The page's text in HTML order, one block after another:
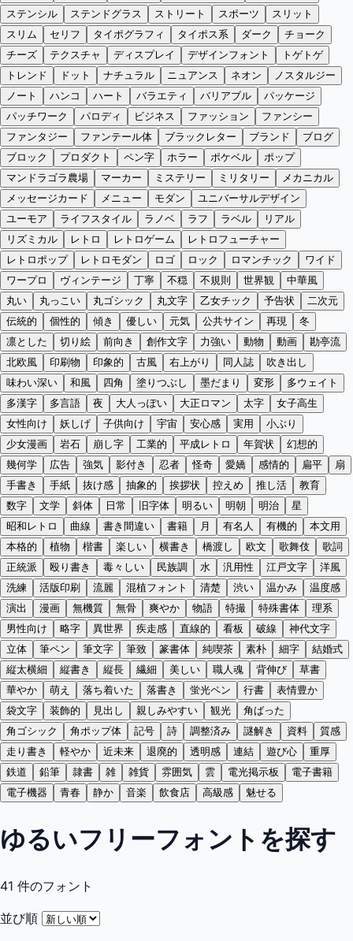
ステンシル
ステンドグラス ストリート スポーツ
スリット
スリム
セリフ タイポグラフィ タイポス系 ダーク
チョーク
チーズ
テクスチャ ディスプレイ デザインフォント
トゲトゲ
トレンド
ドット ナチュラル ニュアンス ネオン
ノスタルジー
ノート
ハンコ ハート バラエティ バリアブル
パッケージ
パッチワーク
パロディ ビジネス ファッション
ファンシー
ファンタジー
ファンテール体 ブラックレター ブランド
ブログ
ブロック
プロダクト ペン字 ホラー ポケベル
ポップ
マンドラゴラ農場
マーカー ミステリー ミリタリー
メカニカル
メッセージカード
メニュー モダン
ユニバーサルデザイン
ユーモア
ライフスタイル ラノベ ラフ ラベル
リアル
リズミカル
レトロ レトロゲーム
レトロフューチャー
レトロポップ
レトロモダン ロゴ ロック ロマンチック
ワイド
ワープロ
ヴィンテージ 丁寧 不穏 不規則 世界観
中華風
丸い
丸っこい 丸ゴシック 丸文字 乙女チック 予告状
二次元
伝統的
個性的 傾き 優しい 元気 公共サイン 再現
冬
凛とした
切り絵 前向き 創作文字 力強い 動物 動画
勘亭流
北欧風
印刷物 印象的 古風 右上がり 同人誌
吹き出し
味わい深い
和風 四角 塗りつぶし 墨だまり 変形
多ウェイト
多漢字
多言語 夜 大人っぽい 大正ロマン 太字
女子高生
女性向け
妖しげ 子供向け 宇宙 安心感 実用
小ぶり
少女漫画
岩石 崩し字 工業的 平成レトロ 年賀状
幻想的
幾何学
広告 強気 影付き 忍者 怪奇 愛嬌 感情的 扁平
扇
手書き
手紙 抜け感 抽象的 挨拶状 控えめ 推し活
教育
数字
文学 斜体 日常 旧字体 明るい 明朝 明治
星
昭和レトロ
曲線 書き間違い 書籍 月 有名人 有機的
本文用
本格的
植物 楷書 楽しい 横書き 橋渡し 欧文 歌舞伎
歌詞
正統派
殴り書き 毒々しい 民族調 水 汎用性 江戸文字
洋風
洗練
活版印刷 流麗 混植フォント 清楚 渋い 温かみ
温度感
演出
漫画 無機質 無骨 爽やか 物語 特撮 特殊書体
理系
男性向け
略字 異世界 疾走感 直線的 看板 破線
神代文字
立体
筆ペン 筆文字 筆致 篆書体 純喫茶 素朴 細字
結婚式
縦太横細
縦書き 縦長 繊細 美しい 職人魂 背伸び
草書
華やか
萌え 落ち着いた 落書き 蛍光ペン 行書
表情豊か
袋文字
装飾的 見出し 親しみやすい 観光
角ばった
角ゴシック
角ポップ体 記号 詩 調整済み 謎解き 資料
質感
走り書き
軽やか 近未来 退廃的 透明感 連結 遊び心
重厚
鉄道
鉛筆 隷書 雑 雑貨 雰囲気 雲 電光掲示板
電子書籍
電子機器
青春 静か 音楽 飲食店 高級感 魅せる
ゆるいフリーフォントを探す
41 件のフォント
並び順